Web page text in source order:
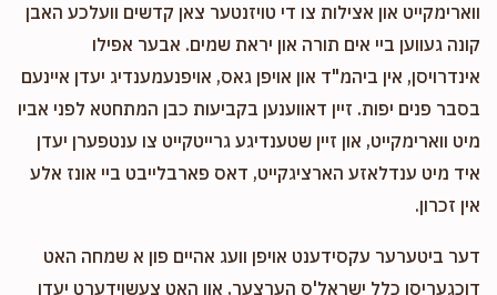
ווארימקייט און אצילות צו די טויזנטער צאן קדשים וועלכע האבן
קונה געווען ביי אים תורה און יראת שמים. אבער אפילו
אינדרויסן, אין ביהמ"ד און אויפן גאס, אויפנעמענדיג יעדן איינעם
בסבר פנים יפות. זיין דאווענען בקביעות כבן המתחטא לפני אביו
מיט ווארימקייט, און זיין שטענדיגע גרייטקייט צו ענטפערן יעדן
איד מיט ענדלאזע הארציגקייט, דאס פארבלייבט ביי אונז אלע
אין זכרון.
דער ביטערער עקסידענט אויפן וועג אהיים פון א שמחה האט
דוכגעריסן כלל ישראל'ס הערצער, און האט צעשוידערט יעדן